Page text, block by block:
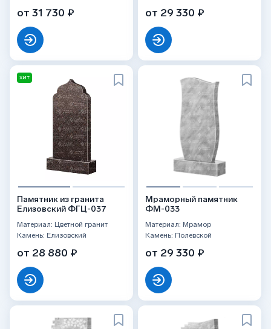
от 31 730 ₽ от 29 330 ₽
ХИТ
Памятник из гранита
Елизовский ФГЦ-037
Материал: Цветной гранит
Камень: Елизовский
от 28 880 ₽
Мраморный памятник
ФМ-033
Материал: Мрамор
Камень: Полевской
от 29 330 ₽